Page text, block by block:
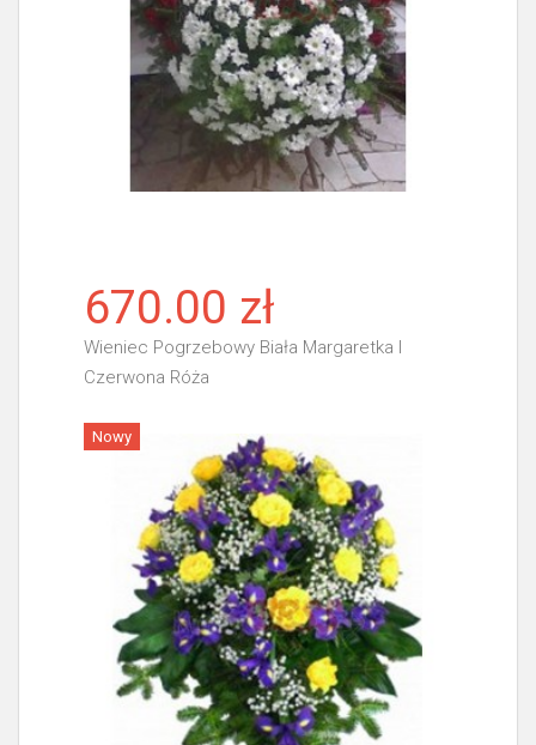
670.00 zł
Wieniec Pogrzebowy Biała Margaretka I
Czerwona Róża
Więcej
Nowy